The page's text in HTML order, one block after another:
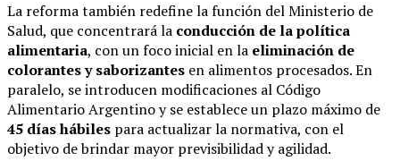
La reforma también redefine la función del Ministerio de
Salud, que concentrará la conducción de la política
alimentaria, con un foco inicial en la eliminación de
colorantes y saborizantes en alimentos procesados. En
paralelo, se introducen modificaciones al Código
Alimentario Argentino y se establece un plazo máximo de
45 días hábiles para actualizar la normativa, con el
objetivo de brindar mayor previsibilidad y agilidad.